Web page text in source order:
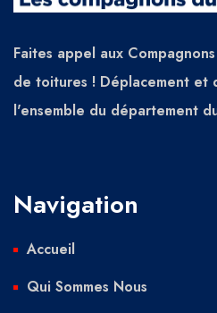
Faites appel aux
de toitures ! Déplacement et
l'ensemble du département
Navigation
Accueil
Qui Sommes Nous